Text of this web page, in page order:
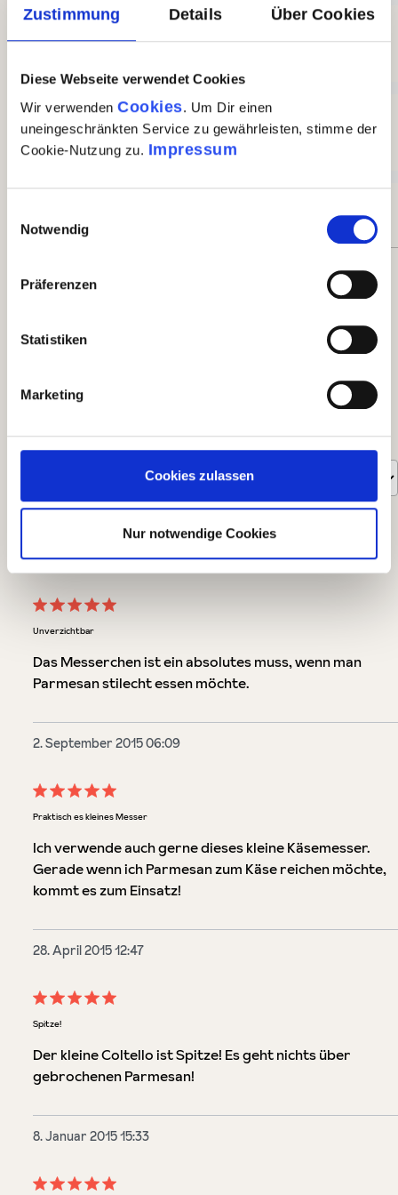
Zustimmung Details Über Cookies
Diese Webseite verwendet Cookies
Wir verwenden Cookies. Um Dir einen
uneingeschränkten Service zu gewährleisten, stimme der
Cookie-Nutzung zu. Impressum
Notwendig
Präferenzen
Statistiken
Marketing
Cookies zulassen
Nur notwendige Cookies
0%
0%
Unbefriedigend (0)
Bewertungen nur in der aktuellen Sprache anzeigen.
Sortiert nach
7Bewertungen
6. März 2020 23:15
Bewertung mit 5 von 5 Sternen
Unverzichtbar
Das Messerchen ist ein absolutes muss, wenn man
Parmesan stilecht essen möchte.
2. September 2015 06:09
Bewertung mit 5 von 5 Sternen
Praktisch es kleines Messer
Ich verwende auch gerne dieses kleine Käsemesser.
Gerade wenn ich Parmesan zum Käse reichen möchte,
kommt es zum Einsatz!
28. April 2015 12:47
Bewertung mit 5 von 5 Sternen
Spitze!
Der kleine Coltello ist Spitze! Es geht nichts über
gebrochenen Parmesan!
8. Januar 2015 15:33